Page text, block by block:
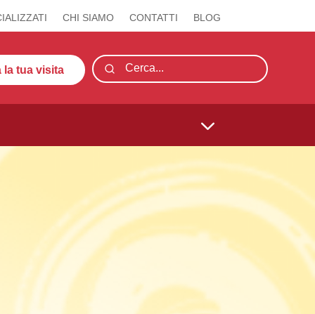
CHI SIAMO CONTATTI BLOG
la tua visita
3